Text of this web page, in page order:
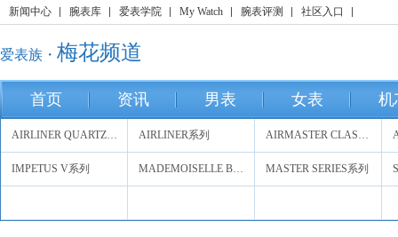
新闻中心 腕表库 爱表学院 My Watch 腕表评测 社区入口
爱表族・ 梅花频道
首页 资讯 男表 女表 机
AIRLINER QUARTZ系列 AIRLINER系列 AIRMASTER CLASSIC系列
IMPETUS V系列 MADEMOISELLE BY TITONI系列 MASTER SERIES系列